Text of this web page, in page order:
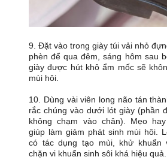
9. Đặt vào trong giày túi vải nhỏ
phèn để qua đêm, sáng hôm sau
giày được hút khô ẩm mốc sẽ
mùi hôi.
10. Dùng vài viên long não tán
rắc chúng vào dưới lót giày (phần
không chạm vào chân). Mẹo
giúp làm giảm phát sinh mùi hôi.
có tác dụng tạo mùi, khử khuẩn
chặn vi khuẩn sinh sôi khá hiệu quả.